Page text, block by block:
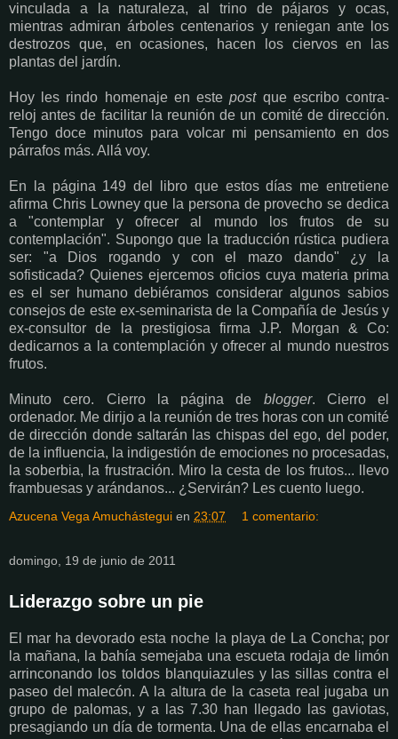
vinculada a la naturaleza, al trino de pájaros y ocas,
mientras admiran árboles centenarios y reniegan ante los
destrozos que, en ocasiones, hacen los ciervos en las
plantas del jardín.
Hoy les rindo homenaje en estepostque escribo contra-
reloj antes de facilitar la reunión de un comité de dirección.
Tengo doce minutos para volcar mi pensamiento en dos
párrafos más. Allá voy.
En la página 149 del libro que estos días me entretiene
afirma Chris Lowney que la persona de provecho se dedica
a "contemplar y ofrecer al mundo los frutos de su
contemplación". Supongo que la traducción rústica pudiera
ser: "a Dios rogando y con el mazo dando" ¿y la
sofisticada? Quienes ejercemos oficios cuya materia prima
es el ser humano debiéramos considerar algunos sabios
consejos de este ex-seminarista de la Compañía de Jesús y
ex-consultor de la prestigiosa firma J.P. Morgan & Co:
dedicarnos a la contemplación y ofrecer al mundo nuestros
frutos.
Minuto cero. Cierro la página de blogger. Cierro el
ordenador. Me dirijo a la reunión de tres horas con un comité
de dirección donde saltarán las chispas del ego, del poder,
de la influencia, la indigestión de emociones no procesadas,
la soberbia, la frustración. Miro la cesta de los frutos... llevo
frambuesas y arándanos... ¿Servirán? Les cuento luego.
Azucena Vega Amuchástegui en 23:07 1 comentario:
domingo, 19 de junio de 2011
Liderazgo sobre un pie
El mar ha devorado esta noche la playa de La Concha; por
la mañana, la bahía semejaba una escueta rodaja de limón
arrinconando los toldos blanquiazules y las sillas contra el
paseo del malecón. A la altura de la caseta real jugaba un
grupo de palomas, y a las 7.30 han llegado las gaviotas,
presagiando un día de tormenta. Una de ellas encarnaba el